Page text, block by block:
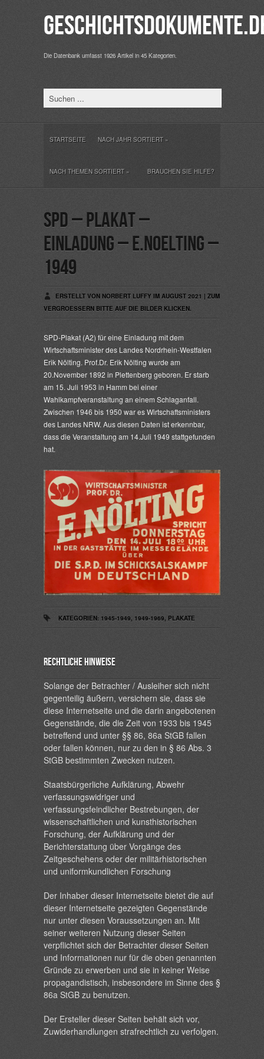
Die Datenbank umfasst 1926 Artikel in 45 Kategorien.
STARTSEITE NACH JAHR SORTIERT»
NACH THEMEN SORTIERT» BRAUCHEN SIE HILFE?
SPD – Plakat –
Einladung – E.Noelting –
1949
ERSTELLT VON NORBERT LUFFY IM AUGUST 2021 | ZUM
VERGROESSERN BITTE AUF DIE BILDER KLICKEN.
SPD-Plakat (A2) für eine Einladung mit dem
Wirtschaftsminister des Landes Nordrhein-Westfalen
Erik Nölting. Prof.Dr. Erik Nölting wurde am
20.November 1892 in Plettenberg geboren. Er starb
am 15. Juli 1953 in Hamm bei einer
Wahlkampfveranstaltung an einem Schlaganfall.
Zwischen 1946 bis 1950 war es Wirtschaftsministers
des Landes NRW. Aus diesen Daten ist erkennbar,
dass die Veranstaltung am 14.Juli 1949 stattgefunden
hat.
KATEGORIEN: 1945-1949, 1949-1969, PLAKATE
Rechtliche Hinweise
Solange der Betrachter / Ausleiher sich nicht
gegenteilig äußern, versichern sie, dass sie
diese Internetseite und die darin angebotenen
Gegenstände, die die Zeit von 1933 bis 1945
betreffend und unter §§ 86, 86a StGB fallen
oder fallen können, nur zu den in § 86 Abs. 3
StGB bestimmten Zwecken nutzen.
Staatsbürgerliche Aufklärung, Abwehr
verfassungswidriger und
verfassungsfeindlicher Bestrebungen, der
wissenschaftlichen und kunsthistorischen
Forschung, der Aufklärung und der
Berichterstattung über Vorgänge des
Zeitgeschehens oder der militärhistorischen
und uniformkundlichen Forschung
Der Inhaber dieser Internetseite bietet die auf
dieser Internetseite gezeigten Gegenstände
nur unter diesen Voraussetzungen an. Mit
seiner weiteren Nutzung dieser Seiten
verpflichtet sich der Betrachter dieser Seiten
und Informationen nur für die oben genannten
Gründe zu erwerben und sie in keiner Weise
propagandistisch, insbesondere im Sinne des §
86a StGB zu benutzen.
Der Ersteller dieser Seiten behält sich vor,
Zuwiderhandlungen strafrechtlich zu verfolgen.